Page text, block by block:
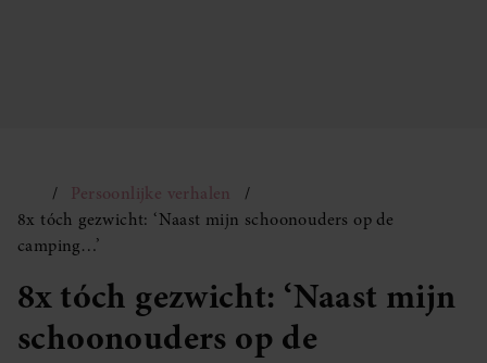
Persoonlijke verhalen
8x tóch gezwicht: ‘Naast mijn schoonouders op de
camping…’
8x tóch gezwicht: ‘Naast mijn
schoonouders op de